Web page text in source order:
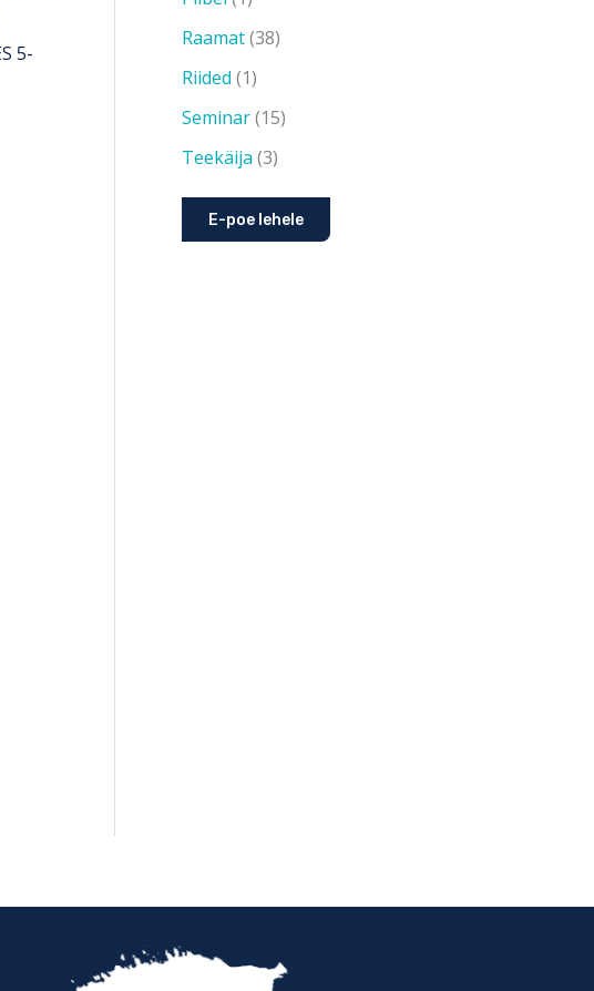
5-
Raamat 38
Riided 1
Seminar 15
Teekäija 3
E-poe lehele